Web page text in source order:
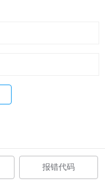
报错代码